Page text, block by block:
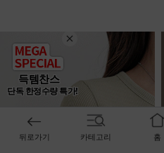
득템찬스
단독 한정수량 특가!
뒤로가기 카테고리 홈